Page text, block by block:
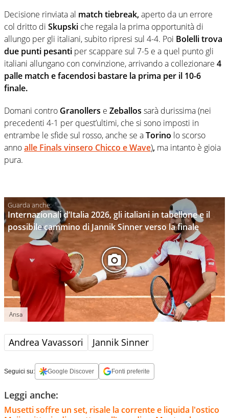
Decisione rinviata al match tiebreak,aperto da un errore
col dritto di Skupski che regala la prima opportunità di
allungo per gli italiani, subito ripresi sul 4-4. Poi Bolellitrova
due punti pesanti per scappare sul 7-5 e a quel punto gli
italiani allungano con convinzione, arrivando a collezionare 4
palle match e facendosi bastare la prima per il 10-6
finale.
Domani contro Granollers e Zeballos sarà durissima (nei
precedenti 4-1 per quest’ultimi, che si sono imposti in
entrambe le sfide sul rosso, anche se aTorino lo scorso
annoalle Finals vinsero Chicco e Wave), ma intanto è gioia
pura.
Internazionali d’Italia 2026, gli italiani in tabellone e il
possibile cammino di Jannik Sinner verso la finale
Ansa
Andrea Vavassori Jannik Sinner
Seguici su: Google Discover Fonti preferite
Leggi anche:
Musetti soffre un set, risale la corrente e liquida l'ostico